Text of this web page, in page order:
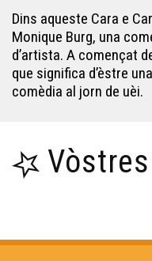
Jean-
Alan Marc -
Simone
Dins aqueste Cara e
Monique Burg, una
d’artista. A començat
que significa d’èstre
comèdia al jorn de uèi.